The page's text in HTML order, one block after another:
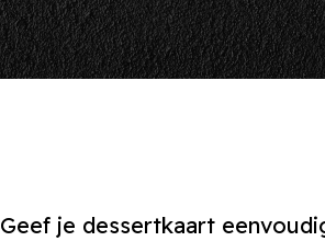
Geef je dessertkaart